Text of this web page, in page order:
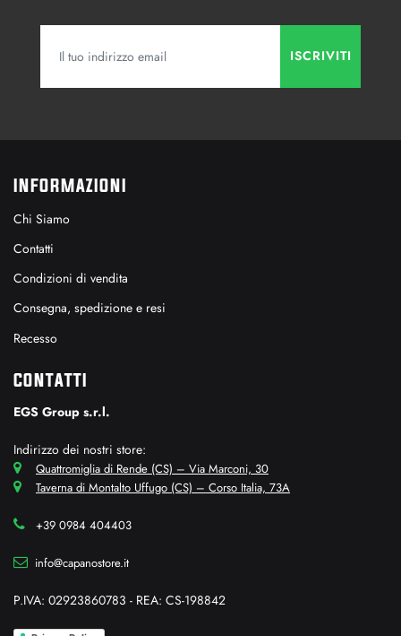
INFORMAZIONI
Chi Siamo
Contatti
Condizioni di vendita
Consegna, spedizione e resi
Recesso
CONTATTI
EGS Group s.r.l.
Indirizzo dei nostri store:
Quattromiglia di Rende (CS) – Via Marconi, 30
Taverna di Montalto Uffugo (CS) – Corso Italia, 73A
+39 0984 404403
info@capanostore.it
P.IVA: 02923860783 - REA: CS-198842